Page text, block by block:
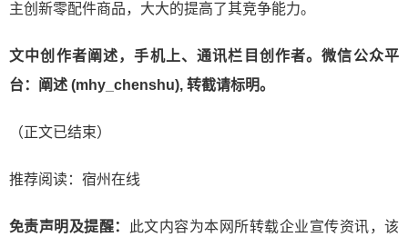
主创新零配件商品，大大的提高了其竞争能力。
文中创作者阐述，手机上、通讯栏目创作者。微信公众平
台：阐述 (mhy_chenshu), 转截请标明。
（正文已结束）
推荐阅读： 宿州在线
免责声明及提醒：
此文内容为本网所转载企业宣传资讯，该